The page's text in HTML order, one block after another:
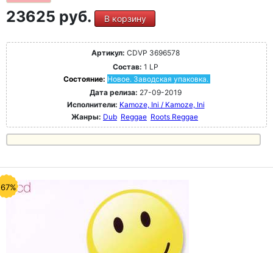
23625 руб. В корзину
Артикул: CDVP 3696578
Состав: 1 LP
Состояние: Новое. Заводская упаковка.
Дата релиза: 27-09-2019
Исполнители: Kamoze, Ini / Kamoze, Ini
Жанры: Dub Reggae Roots Reggae